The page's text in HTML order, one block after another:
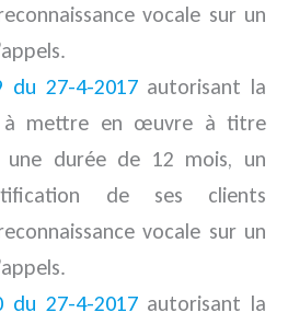
vocale sur un
du 27-4-2017autorisant la
à mettre en œuvre à titre
une durée de 12 mois, un
de ses clients
vocale sur un
du 27-4-2017autorisant la